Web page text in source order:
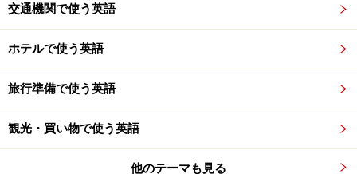
交通機関で使う英語
ホテルで使う英語
旅行準備で使う英語
観光・買い物で使う英語
他のテーマも見る